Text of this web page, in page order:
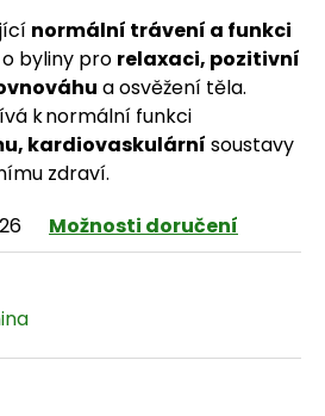
normální trávení a funkci
byliny pro relaxaci, pozitivní
a osvěžení těla.
k normální funkci
kardiovaskulární soustavy
zdraví.
Možnosti doručení
HLEDAT